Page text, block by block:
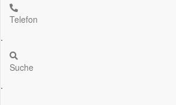
Telefon
.
Suche
.